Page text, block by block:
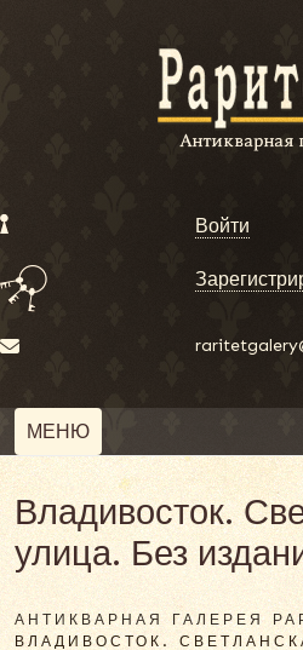
Войти
МЕНЮ
Владивосток.
улица. Без
АНТИКВАРНАЯ ГАЛЕРЕЯ
ВЛАДИВОСТОК.